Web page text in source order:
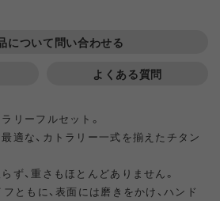
について問い合わせる
よくある質問
リーフルセット。
適な、カトラリー一式を揃えたチタン
ず、重さもほとんどありません。
ともに、表面には磨きをかけ、ハンド